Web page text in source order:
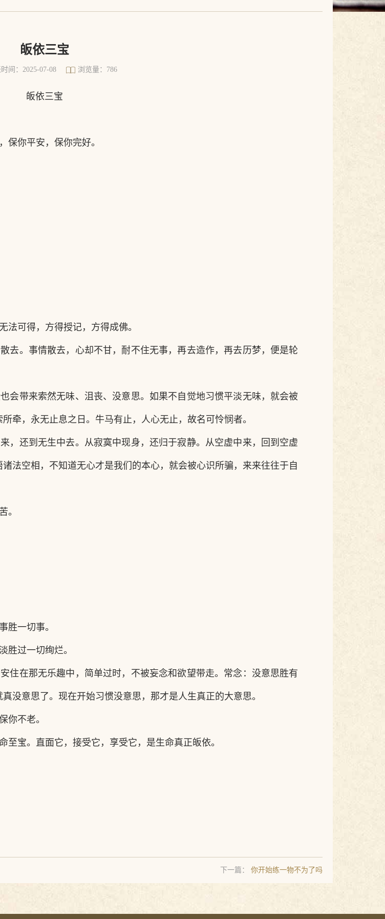
皈依三宝
间：2025-07-08 浏览量：786
皈依三宝
保你平安，保你完好。
法可得，方得授记，方得成佛。
去。事情散去，心却不甘，耐不住无事，再去造作，再去历梦，便是轮
会带来索然无味、沮丧、没意思。如果不自觉地习惯平淡无味，就会被
牵，永无止息之日。牛马有止，人心无止，故名可怜悯者。
，还到无生中去。从寂寞中现身，还归于寂静。从空虚中来，回到空虚
法空相，不知道无心才是我们的本心，就会被心识所骗，来来往往于自
。
胜一切事。
胜过一切绚烂。
住在那无乐趣中，简单过时，不被妄念和欲望带走。常念：没意思胜有
没意思了。现在开始习惯没意思，那才是人生真正的大意思。
你不老。
宝。直面它，接受它，享受它，是生命真正皈依。
下一篇： 你开始练一物不为了吗